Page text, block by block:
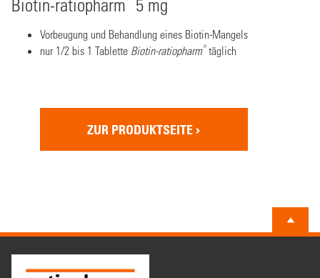
Biotin-ratiopharm 5 mg
Vorbeugung und Behandlung eines Biotin-Mangels
nur 1/2 bis 1 Tablette Biotin-ratiopharm®täglich
ZUR PRODUKTSEITE